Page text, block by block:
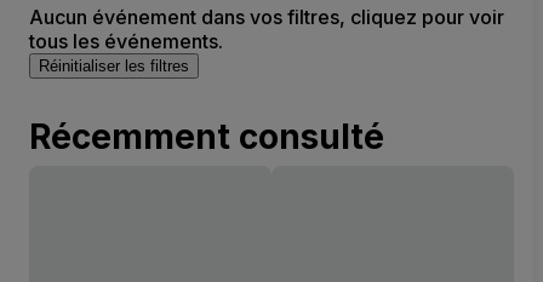
Aucun événement dans vos filtres, cliquez pour voir
tous les événements.
Réinitialiser les filtres
Récemment consulté